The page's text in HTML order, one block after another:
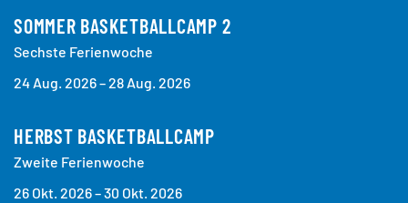
SOMMER BASKETBALLCAMP 2
Sechste Ferienwoche
24 Aug. 2026 – 28 Aug. 2026
HERBST BASKETBALLCAMP
Zweite Ferienwoche
26 Okt. 2026 – 30 Okt. 2026